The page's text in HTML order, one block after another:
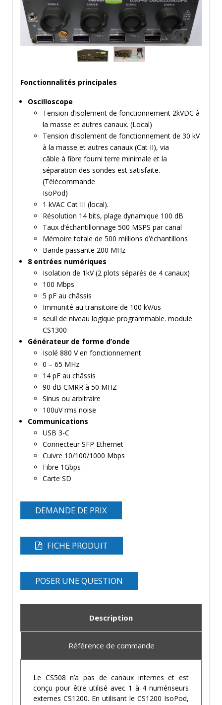
MESURE
TEMPS
ET
FRÉQUENCES
MARQUES
ACTUALITÉS
SERVICE & SUPPORT
Fonctionnalités principales
Oscilloscope
Tension d’isolement de fonctionnement 2kVDC à
la masse et autres canaux. (Local)
Tension d’isolement de fonctionnement de 30 kV
à la masse et autres canaux (Cat II), via
câble à fibre fourni terre minimale et la
séparation des sondes est satisfaite.
(Télécommande
IsoPod)
1 kVAC Cat III (local).
Résolution 14 bits, plage dynamique 100 dB
Taux d’échantillonnage 500 MSPS par canal
Mémoire totale de 500 millions d’échantillons
Bande passante 200 MHz
8 entrées numériques
Isolation de 1kV (2 plots séparés de 4 canaux)
100 Mbps
5 pF au châssis
Immunité au transitoire de 100 kV/us
seuil de niveau logique programmable. module
CS1300
Générateur de forme d’onde
Isolé 880 V en fonctionnement
0 – 65 MHz
14 pF au châssis
90 dB CMRR à 50 MHZ
Sinus ou arbitraire
100uV rms noise
Communications
USB 3-C
Connecteur SFP Ethernet
Cuivre 10/100/1000 Mbps
Fibre 1Gbps
Carte SD
DEMANDE DE PRIX
FICHE PRODUIT
POSER UNE QUESTION
Description
Référence de commande
Le CS508 n’a pas de canaux internes et est
conçu pour être utilisé avec 1 à 4 numériseurs
externes CS1200. En utilisant le CS1200 IsoPod,